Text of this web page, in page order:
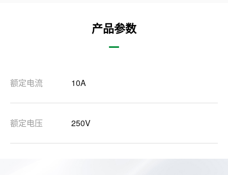
产品参数
额定电流 10A
额定电压 250V